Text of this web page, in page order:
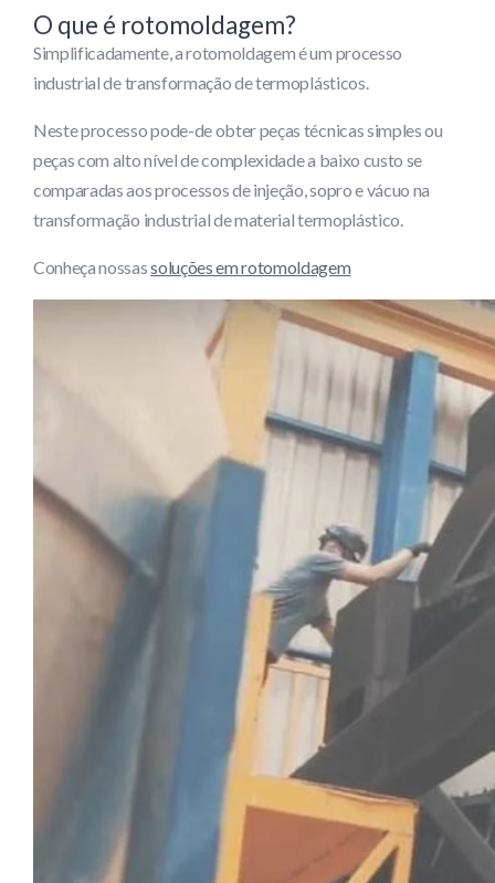
O que é rotomoldagem?
Simplificadamente, a rotomoldagem é um processo
industrial de transformação de termoplásticos.
Neste processo pode-de obter peças técnicas simples ou
peças com alto nível de complexidade a baixo custo se
comparadas aos processos de injeção, sopro e vácuo na
transformação industrial de material termoplástico.
Conheça nossassoluções em rotomoldagem